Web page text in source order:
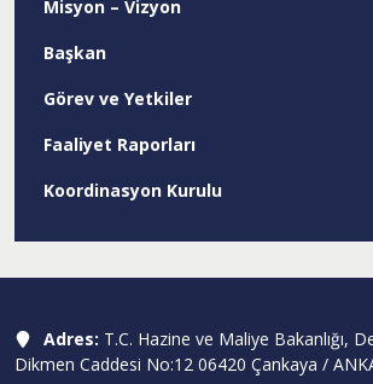
Misyon – Vizyon
Başkan
Görev ve Yetkiler
Faaliyet Raporları
Koordinasyon Kurulu
Adres: T.C. Hazine ve Maliye Bakanlığı,
Dikmen Caddesi No:12 06420 Çankaya /